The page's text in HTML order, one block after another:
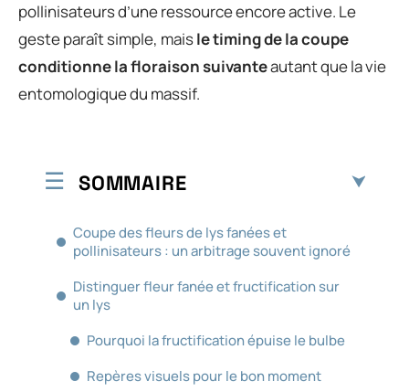
pollinisateurs d’une ressource encore active. Le
geste paraît simple, maisle timing de la coupe
conditionne la floraison suivanteautant que la vie
entomologique du massif.
SOMMAIRE
Coupe des fleurs de lys fanées et
pollinisateurs : un arbitrage souvent ignoré
Distinguer fleur fanée et fructification sur
un lys
Pourquoi la fructification épuise le bulbe
Repères visuels pour le bon moment